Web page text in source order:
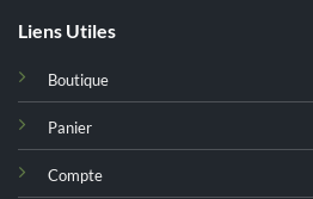
Liens Utiles
Boutique
Panier
Compte